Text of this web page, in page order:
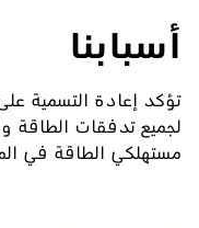
أسبابنا
تؤكد إعادة التسمية على
لجميع تدفقات الطاقة
مستهلكي الطاقة في